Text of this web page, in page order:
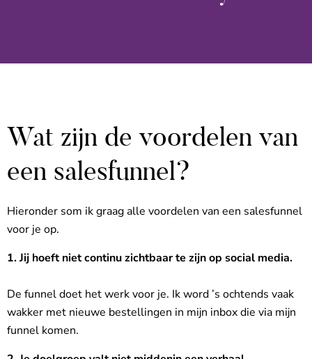
Wat zijn de voordelen van
een salesfunnel?
Hieronder som ik graag alle voordelen van een salesfunnel
voor je op.
1. Jij hoeft niet continu zichtbaar te zijn op social media.
De funnel doet het werk voor je. Ik word ’s ochtends vaak
wakker met nieuwe bestellingen in mijn inbox die via mijn
funnel komen.